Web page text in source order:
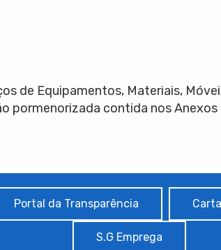
de Equipamentos, Materiais,
pormenorizada contida nos Anexos
Portal da Transparência
S.G Emprega